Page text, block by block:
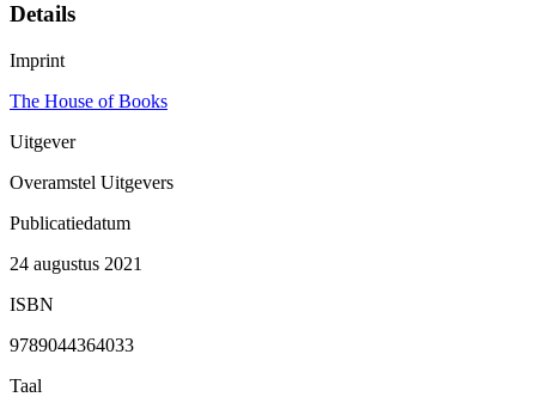
Details
Imprint
The House of Books
Uitgever
Overamstel Uitgevers
Publicatiedatum
24 augustus 2021
ISBN
9789044364033
Taal